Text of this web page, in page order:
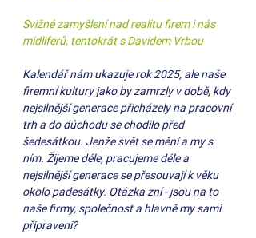
Svižné zamyšlení nad realitu firem i nás
midliferů, tentokrát s Davidem Vrbou
Kalendář nám ukazuje rok 2025, ale naše
firemní kultury jako by zamrzly v době, kdy
nejsilnější generace přicházely na pracovní
trh a do důchodu se chodilo před
šedesátkou. Jenže svět se mění a my s
ním. Žijeme déle, pracujeme déle a
nejsilnější generace se přesouvají k věku
okolo padesátky. Otázka zní - jsou na to
naše firmy, společnost a hlavně my sami
připraveni?